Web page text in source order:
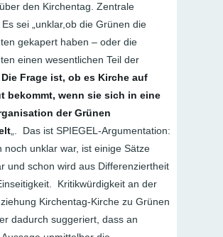
den Kirchentag. Zentrale
sei „unklar,ob die Grünen die
gekapert haben – oder die
einen wesentlichen Teil der
Die Frage ist, ob es Kirche auf
bekommt, wenn sie sich in eine
der Grünen
„. Das ist SPIEGEL-Argumentation:
noch unklar war, ist einige Sätze
und schon wird aus Differenziertheit
Kritikwürdigkeit an der
Kirchentag-Kirche zu Grünen
dadurch suggeriert, dass an